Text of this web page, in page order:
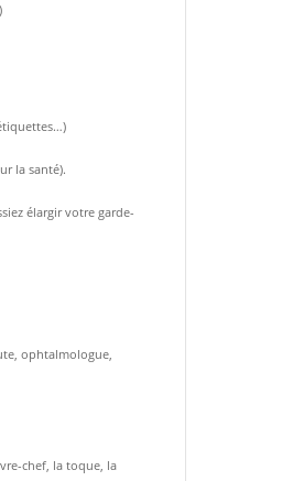
la santé).
élargir votre garde-
ophtalmologue,
chef, la toque, la